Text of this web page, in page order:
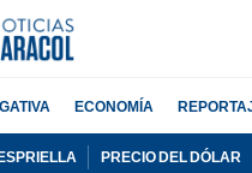
ECONOMÍA
PRECIO DEL DÓLAR